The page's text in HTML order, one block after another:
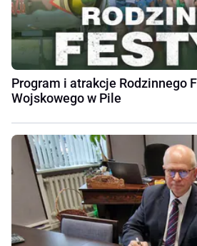
Program i atrakcje Rodzinnego
Wojskowego w Pile